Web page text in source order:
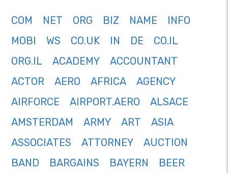
COM NET ORG BIZ NAME
INFO
MOBI
WS CO.UK IN DE
CO.IL
ORG.IL
ACADEMY
ACCOUNTANT
ACTOR
AERO AFRICA
AGENCY
AIRFORCE
AIRPORT.AERO
ALSACE
AMSTERDAM
ARMY ART
ASIA
ASSOCIATES
ATTORNEY
AUCTION
BAND
BARGAINS BAYERN
BEER